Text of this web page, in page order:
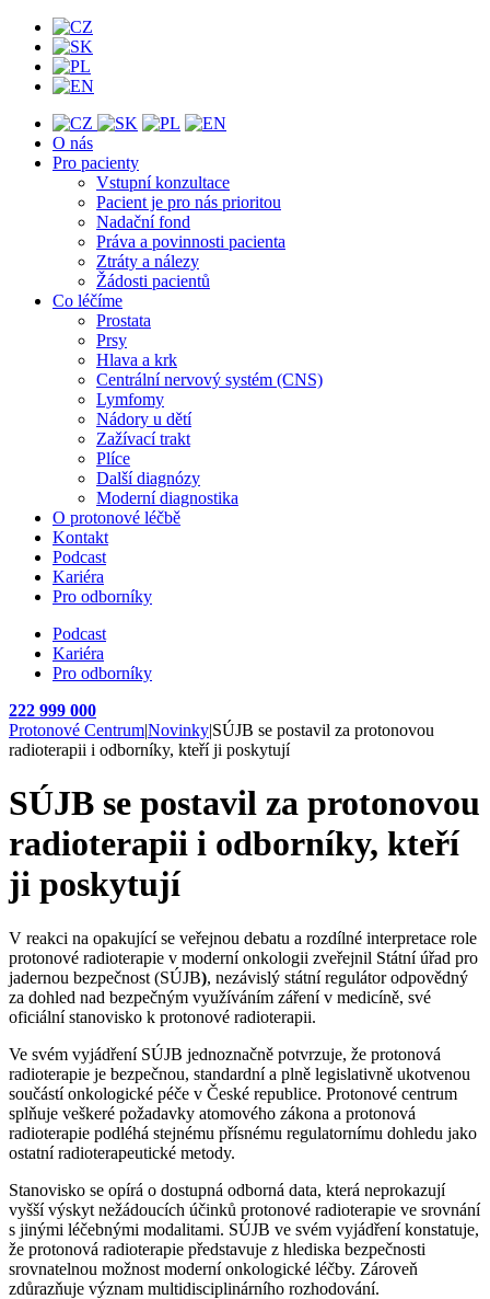
O nás
Pro pacienty
Vstupní konzultace
Pacient je pro nás prioritou
Nadační fond
Práva a povinnosti pacienta
Ztráty a nálezy
Žádosti pacientů
Co léčíme
Prostata
Prsy
Hlava a krk
Centrální nervový systém (CNS)
Lymfomy
Nádory u dětí
Zažívací trakt
Plíce
Další diagnózy
Moderní diagnostika
O protonové léčbě
Kontakt
Podcast
Kariéra
Pro odborníky
Podcast
Kariéra
Pro odborníky
222 999 000
Protonové Centrum|Novinky|SÚJB se postavil za protonovou
radioterapii i odborníky, kteří ji poskytují
SÚJB se postavil za protonovou
radioterapii i odborníky, kteří
ji poskytují
V reakci na opakující se veřejnou debatu a rozdílné interpretace role
protonové radioterapie v moderní onkologii zveřejnil Státní úřad pro
jadernou bezpečnost (SÚJB), nezávislý státní regulátor odpovědný
za dohled nad bezpečným využíváním záření v medicíně, své
oficiální stanovisko k protonové radioterapii.
Ve svém vyjádření SÚJB jednoznačně potvrzuje, že protonová
radioterapie je bezpečnou, standardní a plně legislativně ukotvenou
součástí onkologické péče v České republice. Protonové centrum
splňuje veškeré požadavky atomového zákona a protonová
radioterapie podléhá stejnému přísnému regulatornímu dohledu jako
ostatní radioterapeutické metody.
Stanovisko se opírá o dostupná odborná data, která neprokazují
vyšší výskyt nežádoucích účinků protonové radioterapie ve srovnání
s jinými léčebnými modalitami. SÚJB ve svém vyjádření konstatuje,
že protonová radioterapie představuje z hlediska bezpečnosti
srovnatelnou možnost moderní onkologické léčby. Zároveň
zdůrazňuje význam multidisciplinárního rozhodování.